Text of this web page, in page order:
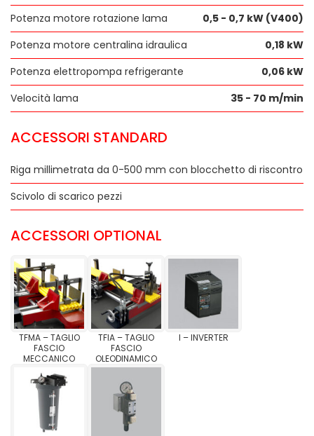
Potenza motore rotazione lama
0,5 - 0,7 kW (V400)
Potenza motore centralina idraulica
0,18 kW
Potenza elettropompa refrigerante
0,06 kW
Velocità lama
35 - 70 m/min
ACCESSORI STANDARD
Riga millimetrata da 0-500 mm con blocchetto di riscontro
Scivolo di scarico pezzi
ACCESSORI OPTIONAL
TFMA – TAGLIO
FASCIO
MECCANICO
TFIA – TAGLIO
FASCIO
OLEODINAMICO
I – INVERTER